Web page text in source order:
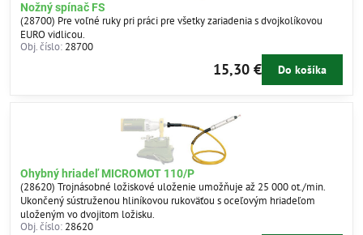
Nožný spínač FS
(28700) Pre voľné ruky pri práci pre všetky zariadenia s dvojkolíkovou
EURO vidlicou.
Obj. číslo: 28700
15,30 € Do košíka
Ohybný hriadeľ MICROMOT 110/P
(28620) Trojnásobné ložiskové uloženie umožňuje až 25 000 ot./min.
Ukončený sústruženou hliníkovou rukoväťou s oceľovým hriadeľom
uloženým vo dvojitom ložisku.
Obj. číslo: 28620